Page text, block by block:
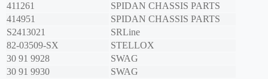
411261
SPIDAN CHASSIS PARTS
414951
SPIDAN CHASSIS PARTS
S2413021
SRLine
82-03509-SX
STELLOX
30 91 9928
SWAG
30 91 9930
SWAG